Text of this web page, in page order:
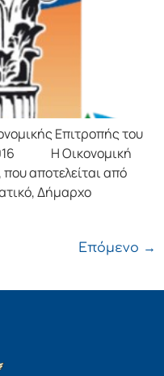
Επιτρoπής τoυ
Η Οικονομική
απoτελείται από
Δήμαρχo
Επόμενο →